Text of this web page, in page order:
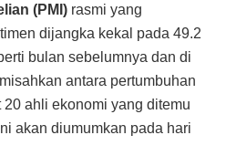
(PMI) rasmi yang
dijangka kekal pada 49.2
bulan sebelumnya dan di
antara pertumbuhan
ahli ekonomi yang ditemu
akan diumumkan pada hari